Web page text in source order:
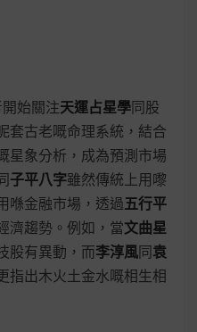
始關注天運占星學同股
套古老嘅命理系統，結合
星象分析，成為預測市場
子平八字雖然傳統上用嚟
喺金融市場，透過五行平
濟趨勢。例如，當文曲星
股有異動，而李淳風同袁
指出木火土金水嘅相生相